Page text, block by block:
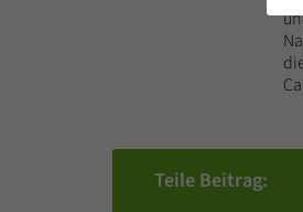
Teile Beitrag: